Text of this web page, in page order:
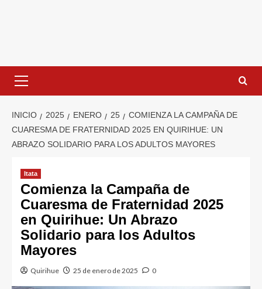
INICIO 2025 ENERO 25
COMIENZA LA CAMPAÑA DE
CUARESMA DE FRATERNIDAD 2025 EN QUIRIHUE: UN
ABRAZO SOLIDARIO PARA LOS ADULTOS MAYORES
Itata
Comienza la Campaña de
Cuaresma de Fraternidad 2025
en Quirihue: Un Abrazo
Solidario para los Adultos
Mayores
Quirihue 25 de enero de 2025 0